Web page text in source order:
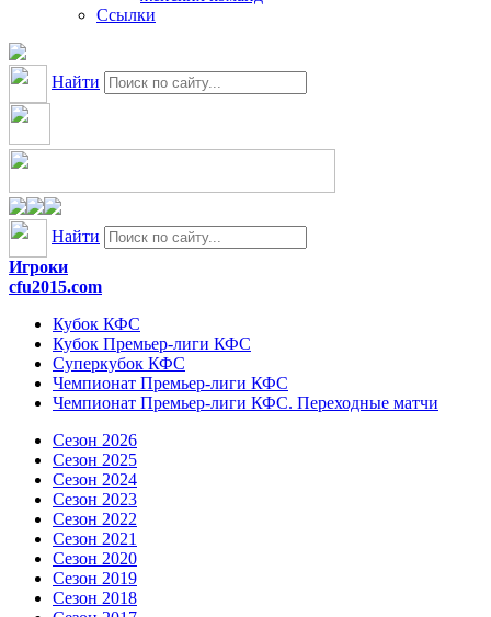
Ссылки
Найти
Найти
Игроки
cfu2015.com
Кубок КФС
Кубок Премьер-лиги КФС
Суперкубок КФС
Чемпионат Премьер-лиги КФС
Чемпионат Премьер-лиги КФС. Переходные матчи
Сезон 2026
Сезон 2025
Сезон 2024
Сезон 2023
Сезон 2022
Сезон 2021
Сезон 2020
Сезон 2019
Сезон 2018